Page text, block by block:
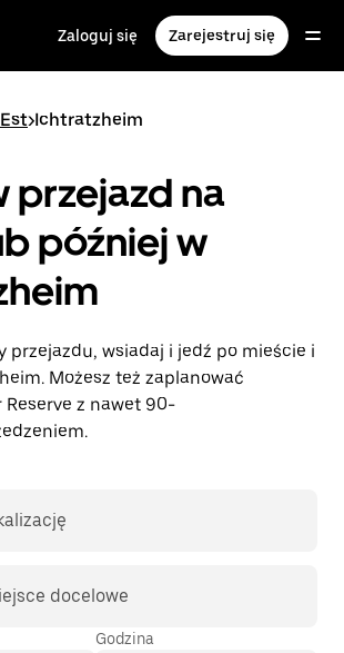
Zaloguj się Zarejestruj się
>Ichtratzheim
przejazd na
później w
przejazdu, wsiadaj i jedź po mieście i
Możesz też zaplanować
Reserve z nawet 90-
docelowe
Godzina